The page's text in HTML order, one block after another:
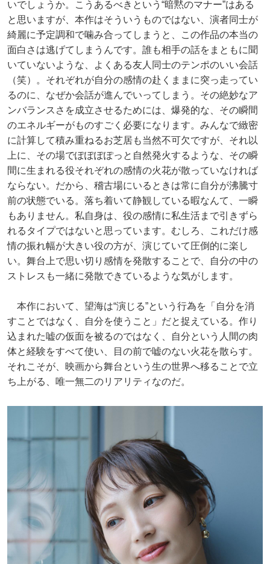
いでしょうか。こうあるべきという“暗黙のマナー”はある
と思いますが、本作はそういうものではない、演者同士が
綺麗に予定調和で噛み合ってしまうと、この作品の本当の
面白さは逃げてしまうんです。誰も相手の話をまともに聞
いていないような、よくある友人同士のテンポのいい会話
（笑）。それぞれが自分の感情の赴くままに突っ走ってい
るのに、なぜか会話が進んでいってしまう。その絶妙なア
ンバランスさを成立させるためには、爆発的な、その瞬間
のエネルギーがものすごく必要になります。みんなで緻密
に計算して積み重ねるお芝居も当然不可欠ですが、それ以
上に、その場でぽぽぽぽっと自然発火するような、その瞬
間に生まれる役それぞれの感情の火花が散っていなければ
ならない。だから、稽古場にいるときは常に自分が沸騰寸
前の状態でいる。落ち着いて静観している暇なんて、一瞬
もありません。私自身は、役の感情に私生活まで引きずら
れるタイプではないと思っています。むしろ、これだけ感
情の振れ幅が大きい役の方が、演じていて圧倒的に楽し
い。舞台上で思い切り感情を発散することで、自分の中の
ストレスも一緒に発散できているような気がします。
本作において、望海は“演じる”という行為を「自分を消
すことではなく、自分を使うこと」だと捉えている。作り
込まれた嘘の仮面を被るのではなく、自分という人間の肉
体と経験をすべて使い、目の前で嘘のない火花を散らす。
それこそが、映画から舞台という生の世界へ移ることで立
ち上がる、唯一無二のリアリティなのだ。